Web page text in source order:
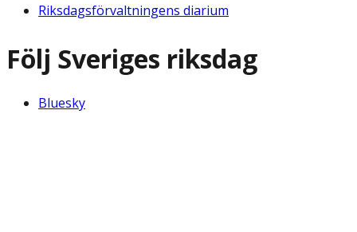
Riksdagsförvaltningens diarium
Följ Sveriges riksdag
Bluesky